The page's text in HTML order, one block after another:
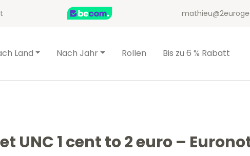
Land Nach Jahr Rollen Bis zu 6 % Rabatt
UNC 1 cent to 2 euro –